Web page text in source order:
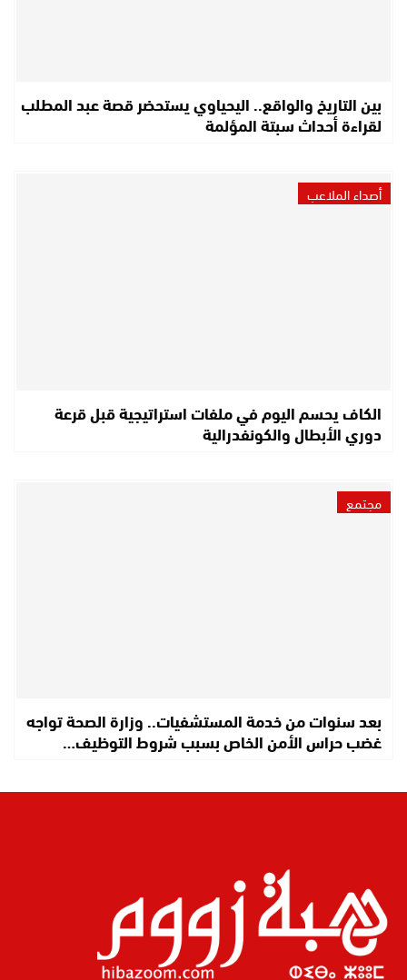
بين التاريخ والواقع.. اليحياوي يستحضر قصة عبد المطلب
لقراءة أحداث سبتة المؤلمة
أصداء الملاعب
الكاف يحسم اليوم في ملفات استراتيجية قبل قرعة
دوري الأبطال والكونفدرالية
مجتمع
بعد سنوات من خدمة المستشفيات.. وزارة الصحة تواجه
غضب حراس الأمن الخاص بسبب شروط التوظيف…